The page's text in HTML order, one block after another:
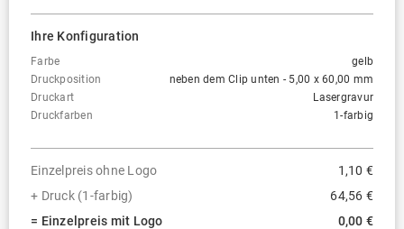
Ihre Konfiguration
Farbe
gelb
Druckposition
neben dem Clip unten - 5,00 x 60,00 mm
Druckart
Lasergravur
Druckfarben
1-farbig
Einzelpreis ohne Logo
1,10 €
+ Druck (1-farbig)
64,56 €
= Einzelpreis mit Logo
0,00 €